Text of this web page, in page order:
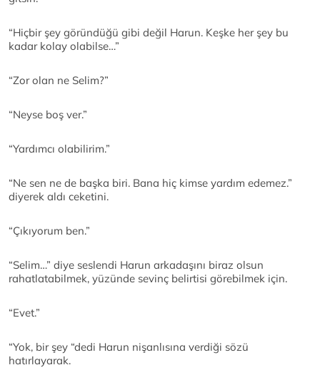
“Hiçbir şey göründüğü gibi değil Harun. Keşke her şey bu
kadar kolay olabilse…”
“Zor olan ne Selim?”
“Neyse boş ver.”
“Yardımcı olabilirim.”
“Ne sen ne de başka biri. Bana hiç kimse yardım edemez.”
diyerek aldı ceketini.
“Çıkıyorum ben.”
“Selim…” diye seslendi Harun arkadaşını biraz olsun
rahatlatabilmek, yüzünde sevinç belirtisi görebilmek için.
“Evet.”
“Yok, bir şey “dedi Harun nişanlısına verdiği sözü
hatırlayarak.